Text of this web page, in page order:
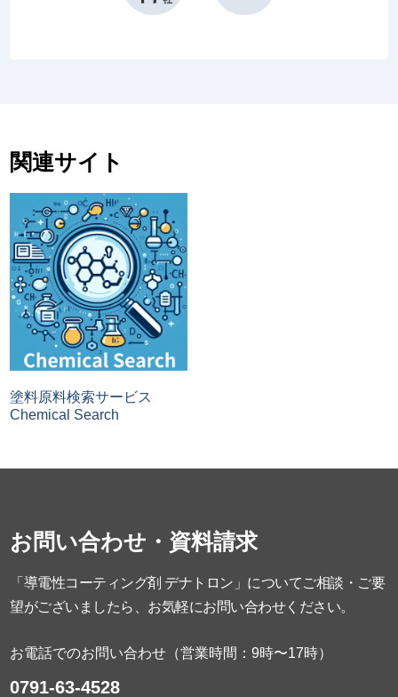
関連サイト
塗料原料検索サービス
Chemical Search
お問い合わせ・資料請求
「導電性コーティング剤 デナトロン」についてご相談・ご要
望がございましたら、お気軽にお問い合わせください。
お電話でのお問い合わせ（営業時間：9時〜17時）
0791-63-4528